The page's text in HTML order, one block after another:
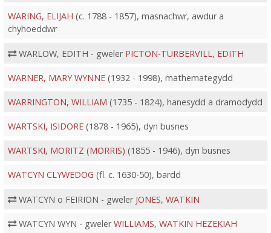
WARING, ELIJAH (c. 1788 - 1857), masnachwr, awdur a
chyhoeddwr
WARLOW, EDITH - gweler PICTON-TURBERVILL, EDITH
WARNER, MARY WYNNE(1932 - 1998), mathemategydd
WARRINGTON, WILLIAM (1735 - 1824), hanesydd a dramodydd
WARTSKI, ISIDORE(1878 - 1965), dyn busnes
WARTSKI, MORITZ (MORRIS) (1855 - 1946), dyn busnes
WATCYN CLYWEDOG (fl. c. 1630-50), bardd
WATCYN o FEIRION - gweler JONES, WATKIN
WATCYN WYN - gwelerWILLIAMS, WATKIN HEZEKIAH